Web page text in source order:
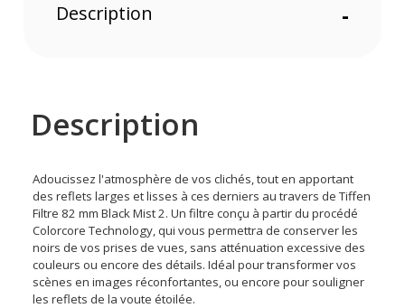
Description -
Description
Adoucissez l'atmosphère de vos clichés, tout en apportant
des reflets larges et lisses à ces derniers au travers de Tiffen
Filtre 82 mm Black Mist 2. Un filtre conçu à partir du procédé
Colorcore Technology, qui vous permettra de conserver les
noirs de vos prises de vues, sans atténuation excessive des
couleurs ou encore des détails. Idéal pour transformer vos
scènes en images réconfortantes, ou encore pour souligner
les reflets de la voute étoilée.